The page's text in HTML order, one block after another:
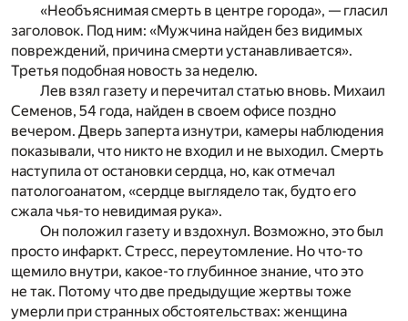
«Необъяснимая смерть в центре города», — гласил
заголовок. Под ним: «Мужчина найден без видимых
повреждений, причина смерти устанавливается».
Третья подобная новость за неделю.
Лев взял газету и перечитал статью вновь. Михаил
Семенов, 54 года, найден в своем офисе поздно
вечером. Дверь заперта изнутри, камеры наблюдения
показывали, что никто не входил и не выходил. Смерть
наступила от остановки сердца, но, как отмечал
патологоанатом, «сердце выглядело так, будто его
сжала чья-то невидимая рука».
Он положил газету и вздохнул. Возможно, это был
просто инфаркт. Стресс, переутомление. Но что-то
щемило внутри, какое-то глубинное знание, что это
не так. Потому что две предыдущие жертвы тоже
умерли при странных обстоятельствах: женщина